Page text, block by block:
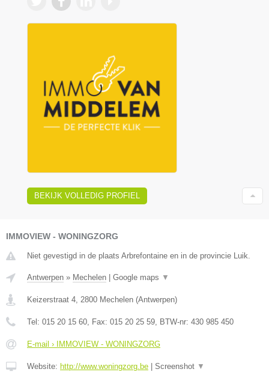
BEKIJK VOLLEDIG PROFIEL
IMMOVIEW - WONINGZORG
Niet gevestigd in de plaats Arbrefontaine en in de provincie Luik.
Antwerpen » Mechelen Google maps ▼
Keizerstraat 4 2800 Mechelen (Antwerpen)
Tel: 015 20 15 60 , Fax: 015 20 25 59 , BTW-nr: 430 985 450
E-mail › IMMOVIEW - WONINGZORG
Website: http://www.woningzorg.be Screenshot ▼